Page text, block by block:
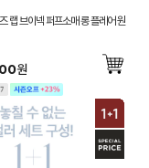
랩 브이넥 퍼프소매 롱 플레어 원
원